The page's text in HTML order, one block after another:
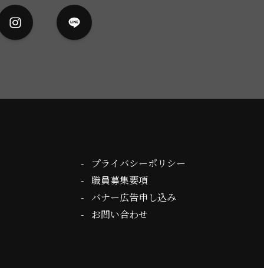
プライバシーポリシー
職員募集要項
バナー広告申し込み
お問い合わせ